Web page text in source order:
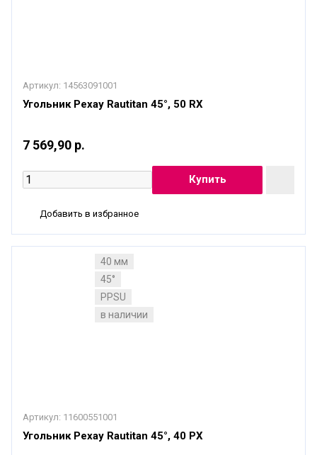
Артикул: 14563091001
Угольник Рехау Rautitan 45°, 50 RX
7 569,90 р.
Добавить в избранное
40 мм
45°
PPSU
в наличии
Артикул: 11600551001
Угольник Рехау Rautitan 45°, 40 PX